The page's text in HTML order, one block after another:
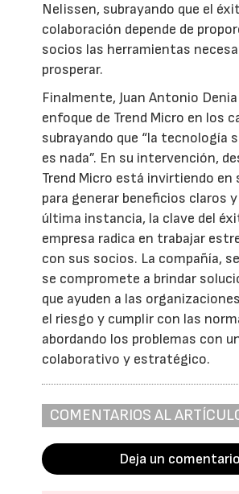
Nelissen, subrayando que el
colaboración depende de
socios las herramientas
prosperar.
Finalmente, Juan Antonio
enfoque de Trend Micro en los
subrayando que “la tecnología
es nada”. En su intervención,
Trend Micro está invirtiendo en
para generar beneficios claros y
última instancia, la clave del
empresa radica en trabajar
con sus socios. La compañía,
se compromete a brindar
que ayuden a las
el riesgo y cumplir con las
abordando los problemas con
colaborativo y estratégico.
COMENTARIOS AL
Deja un comentario